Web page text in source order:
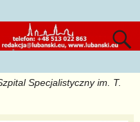
Specjalistyczny im. T.